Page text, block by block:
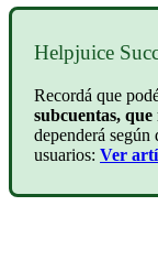
Helpjuice
Recordá que
subcuentas,
dependerá según
usuarios: Ver